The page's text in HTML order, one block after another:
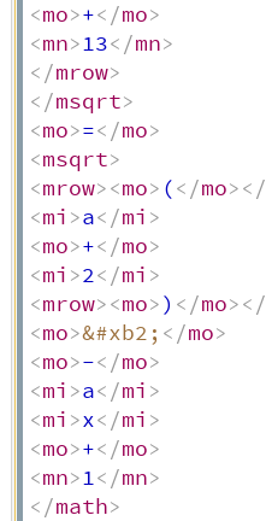
<mo>+</mo>
<mn>13</mn>
</mrow>
</msqrt>
<mo>=</mo>
<msqrt>
<mrow><mo> (</mo></
<mi >a</mi >
<mo>+</mo>
<mi >2</mi >
<mrow><mo>) </mo></
<mo>&#xb2; </mo>
<mo>-</mo>
<mi >a</mi >
<mi >x</mi >
<mo>+</mo>
<mn>1</mn>
</math>